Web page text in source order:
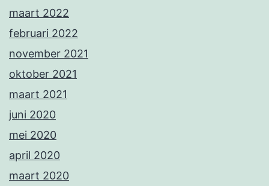
maart 2022
februari 2022
november 2021
oktober 2021
maart 2021
juni 2020
mei 2020
april 2020
maart 2020